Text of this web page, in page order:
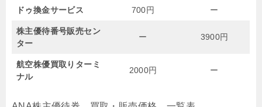
ドゥ換金サービス 700円 ー
株主優待番号販売セン
ター
ー 3900円
航空株優買取りターミ
ナル
2000円 ー